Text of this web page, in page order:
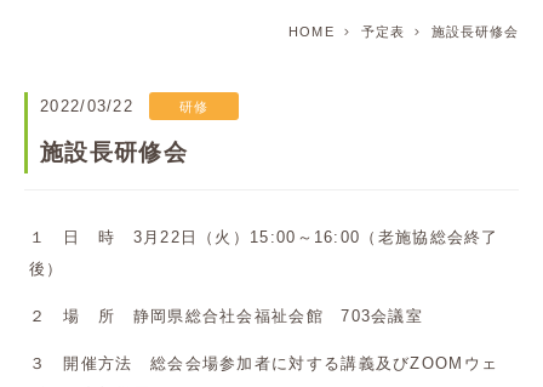
HOME 予定表 施設長研修会
2022/03/22 研修
施設長研修会
１ 日 時 3月22日（火）15:00～16:00（老施協総会終了
後）
２ 場 所 静岡県総合社会福祉会館 703会議室
３ 開催方法 総会会場参加者に対する講義及びZOOMウェ